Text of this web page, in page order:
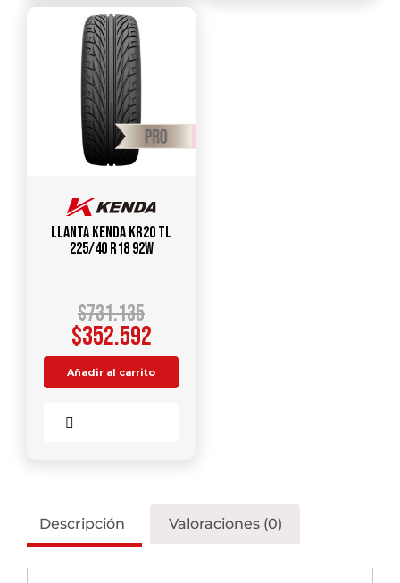
Llanta KENDA KR20 TL
225/40 R18 92W
$731.135
$352.592
Añadir al carrito
Descripción Valoraciones (0)